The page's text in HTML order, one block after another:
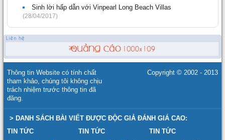
Sinh lời hấp dẫn với Vinpearl Long Beach Villas
(28/04/2017)
Thông tin Website có tính chất
tham khảo, chúng tôi không chịu
trách nhiệm trước thông tin đã
đăng.
Copyright © 2002 - 2013
> DANH SÁCH BÀI VIẾT ĐƯỢC ĐỘC GIẢ ĐÁNH GIÁ CAO:
TIN TỨC
TIN TỨC
TIN TỨC